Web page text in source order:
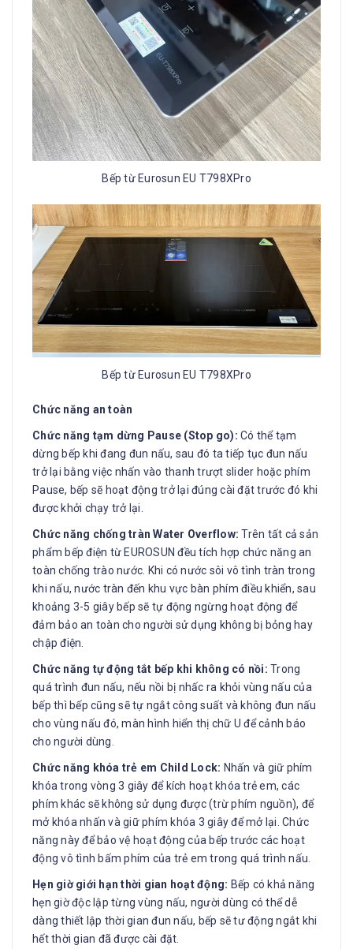
Bếp từ Eurosun EU T798XPro
Bếp từ Eurosun EU T798XPro
Chức năng an toàn
Chức năng tạm dừng Pause (Stop go): Có thể tạm
dừng bếp khi đang đun nấu, sau đó ta tiếp tục đun nấu
trở lại bằng việc nhấn vào thanh trượt slider hoặc phím
Pause, bếp sẽ hoạt động trở lại đúng cài đặt trước đó khi
được khởi chạy trở lại.
Chức năng chống tràn Water Overflow: Trên tất cả sản
phẩm bếp điện từ EUROSUN đều tích hợp chức năng an
toàn chống trào nước. Khi có nước sôi vô tình tràn trong
khi nấu, nước tràn đến khu vực bàn phím điều khiển, sau
khoảng 3-5 giây bếp sẽ tự động ngừng hoạt động để
đảm bảo an toàn cho người sử dụng không bị bỏng hay
chập điện.
Chức năng tự động tắt bếp khi không có nồi: Trong
quá trình đun nấu, nếu nồi bị nhấc ra khỏi vùng nấu của
bếp thì bếp cũng sẽ tự ngắt công suất và không đun nấu
cho vùng nấu đó, màn hình hiển thị chữ U để cảnh báo
cho người dùng.
Chức năng khóa trẻ em Child Lock: Nhấn và giữ phím
khóa trong vòng 3 giây để kích hoạt khóa trẻ em, các
phím khác sẽ không sử dụng được (trừ phím nguồn), để
mở khóa nhấn và giữ phím khóa 3 giây để mở lại. Chức
năng này để bảo vệ hoạt động của bếp trước các hoạt
động vô tình bấm phím của trẻ em trong quá trình nấu.
Hẹn giờ giới hạn thời gian hoạt động: Bếp có khả năng
hẹn giờ độc lập từng vùng nấu, người dùng có thể dễ
dàng thiết lập thời gian đun nấu, bếp sẽ tư động ngắt khi
hết thời gian đã được cài đặt.